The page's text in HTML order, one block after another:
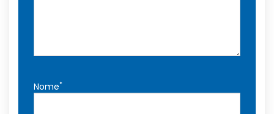
Nome*